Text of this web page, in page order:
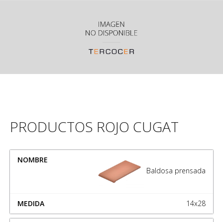
PRODUCTOS ROJO CUGAT
NOMBRE
Baldosa prensada
14x28